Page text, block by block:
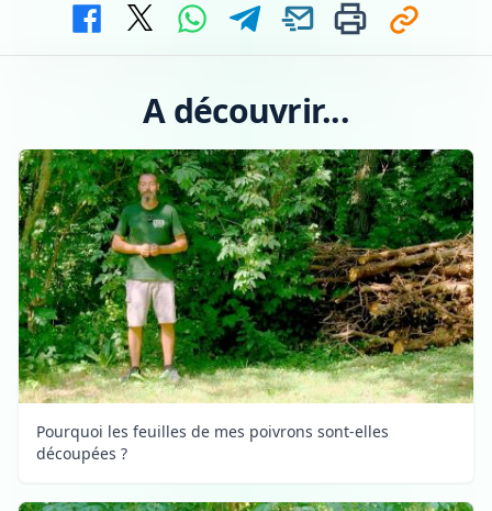
A découvrir...
Pourquoi les feuilles de mes poivrons sont-elles
découpées ?